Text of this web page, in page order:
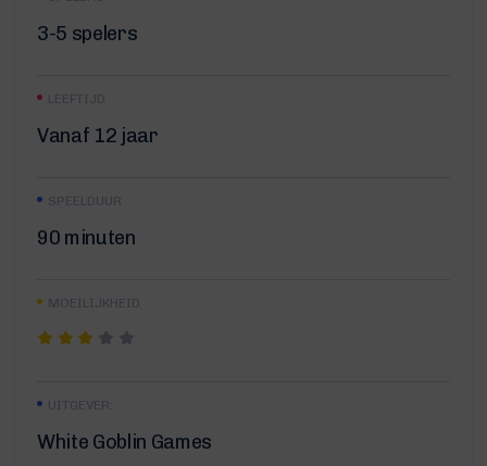
3-5 spelers
LEEFTIJD
Vanaf 12 jaar
SPEELDUUR
90 minuten
MOEILIJKHEID
UITGEVER:
White Goblin Games